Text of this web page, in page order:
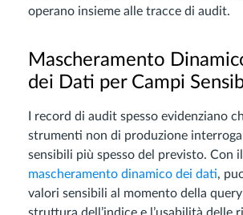
operano insieme alle tracce di audit.
Mascheramento
dei Dati per Campi
I record di audit spesso evidenziano
strumenti non di produzione
sensibili più spesso del previsto. Con il
mascheramento dinamico dei dati,
valori sensibili al momento della